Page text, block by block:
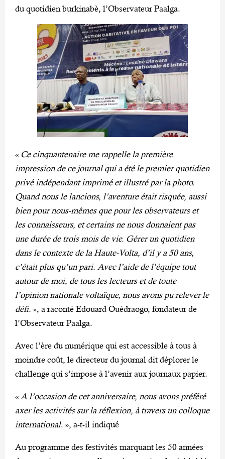
du quotidien burkinabè, l’Observateur Paalga.
« Ce cinquantenaire me rappelle la première
impression de ce journal qui a été le premier quotidien
privé indépendant imprimé et illustré par la photo.
Quand nous le lancions, l’aventure était risquée, aussi
bien pour nous-mêmes que pour les observateurs et
les connaisseurs, et certains ne nous donnaient pas
une durée de trois mois de vie. Gérer un quotidien
dans le contexte de la Haute-Volta, d’il y a 50 ans,
c’était plus qu’un pari. Avec l’aide de l’équipe tout
autour de moi, de tous les lecteurs et de toute
l’opinion nationale voltaïque, nous avons pu relever le
défi. », a raconté Edouard Ouédraogo, fondateur de
l’Observateur Paalga.
Avec l’ère du numérique qui est accessible à tous à
moindre coût, le directeur du journal dit déplorer le
challenge qui s’impose à l’avenir aux journaux papier.
« A l’occasion de cet anniversaire, nous avons préféré
axer les activités sur la réflexion, à travers un colloque
international. », a-t-il indiqué
Au programme des festivités marquant les 50 années